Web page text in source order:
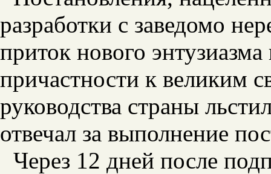
разработки с заведомо
приток нового
причастности к великим
руководства страны
отвечал за выполнение
Через 12 дней после